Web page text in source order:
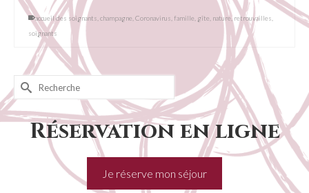
accueil des soignants champagne Coronavirus famille gîte nature retrouvailles
soignants
Rechercher :
Réservation en ligne
Je réserve mon séjour